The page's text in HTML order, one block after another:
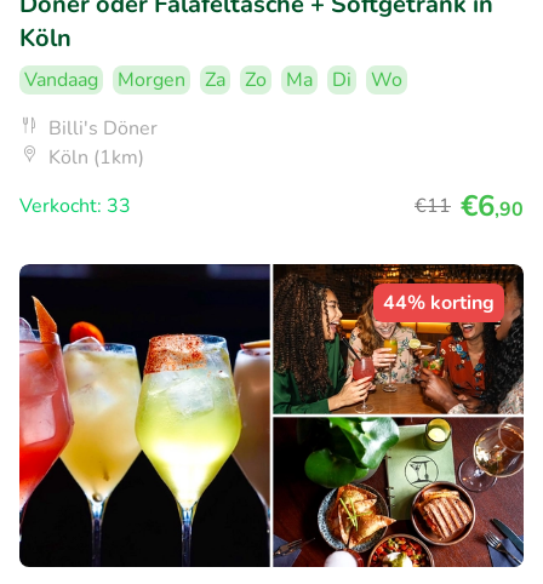
Köln
Vandaag Morgen Za Zo Ma Di
Wo
Billi's Döner
Köln (1km)
Verkocht: 33
€11 €6,90
44% korting